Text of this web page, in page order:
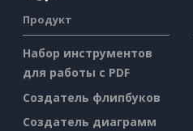
Продукт
Набор инструментов
для работы с PDF
Создатель флипбуков
Создатель диаграмм